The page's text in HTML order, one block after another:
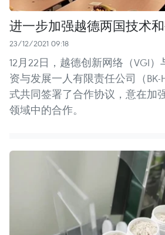
进一步加强越德两国技术
23/12/2021 09:18
12月22日，越德创新网络（VGI
资与发展一人有限责任公司（
式共同签署了合作协议，意在加
领域中的合作。​